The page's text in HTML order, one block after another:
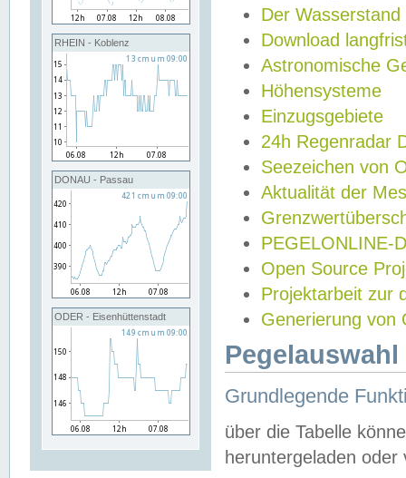
RHEIN - Koblenz
DONAU - Passau
ODER - Eisenhüttenstadt
Der Wasserstand
Download
Astronomische
Höhensysteme
Einzugsgebiete
24h Regenradar
Seezeichen von
Aktualität der
PEGELONLINE-
Open Source
Projektarbeit zur
Generierung von
Grundlegende
über die Tabelle
heruntergeladen oder